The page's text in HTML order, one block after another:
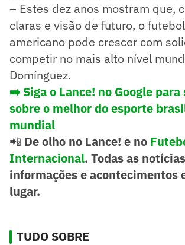
– Estes dez anos mostram que,
claras e visão de futuro, o
americano pode crescer com
competir no mais alto nível
Domínguez.
➡️ Siga o Lance! no Google
sobre o melhor do esporte
mundial
📲 De olho no Lance! e no
Internacional. Todas as
informações e acontecimentos
lugar.
TUDO SOBRE